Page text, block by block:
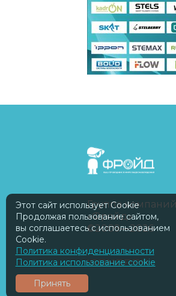
FreudGroup
Группа компаний
«Фройд»
©2009—2026
ISOMORPH
Этот сайт использует Cookie
Продолжая пользование сайтом,
вы соглашаетесь с использованием
Cookie.
Политика конфиденциальности
Политика использование cookie
Принять